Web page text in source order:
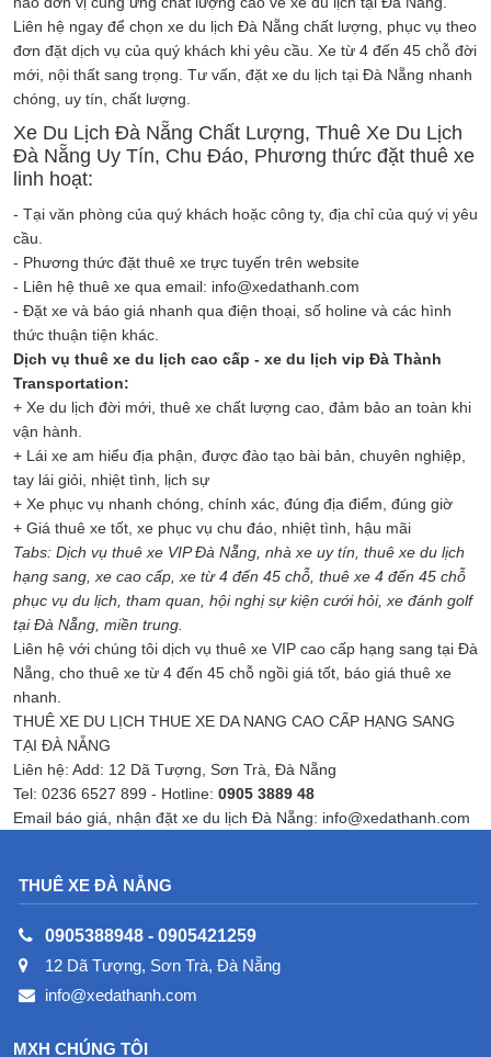
Liên hệ ngay để chọn xe du lịch Đà Nẵng chất lượng, phục vụ theo
đơn đặt dịch vụ của quý khách khi yêu cầu. Xe từ 4 đến 45 chỗ đời
mới, nội thất sang trọng. Tư vấn, đặt xe du lịch tại Đà Nẵng nhanh
chóng, uy tín, chất lượng.
Xe Du Lịch Đà Nẵng Chất Lượng, Thuê Xe Du Lịch
Đà Nẵng Uy Tín, Chu Đáo, Phương thức đặt thuê xe
linh hoạt:
- Tại văn phòng của quý khách hoặc công ty, địa chỉ của quý vị yêu
cầu.
- Phương thức đặt thuê xe trực tuyến trên website
- Liên hệ thuê xe qua email: info@xedathanh.com
- Đặt xe và báo giá nhanh qua điện thoại, số holine và các hình
thức thuận tiện khác.
Dịch vụ thuê xe du lịch cao cấp - xe du lịch vip Đà Thành
Transportation:
+ Xe du lịch đời mới, thuê xe chất lượng cao, đảm bảo an toàn khi
vận hành.
+ Lái xe am hiểu địa phận, được đào tạo bài bản, chuyên nghiệp,
tay lái giỏi, nhiệt tình, lịch sự
+ Xe phục vụ nhanh chóng, chính xác, đúng địa điểm, đúng giờ
+ Giá thuê xe tốt, xe phục vụ chu đáo, nhiệt tình, hậu mãi
Tabs: Dịch vụ thuê xe VIP Đà Nẵng, nhà xe uy tín, thuê xe du lịch
hạng sang, xe cao cấp, xe từ 4 đến 45 chỗ, thuê xe 4 đến 45 chỗ
phục vụ du lịch, tham quan, hội nghị sự kiện cưới hỏi, xe đánh golf
tại Đà Nẵng, miền trung.
Liên hệ với chúng tôi dịch vụ thuê xe VIP cao cấp hạng sang tại Đà
Nẵng, cho thuê xe từ 4 đến 45 chỗ ngồi giá tốt, báo giá thuê xe
nhanh.
THUÊ XE DU LỊCH THUE XE DA NANG CAO CẤP HẠNG SANG
TẠI ĐÀ NẴNG
Liên hệ: Add: 12 Dã Tượng, Sơn Trà, Đà Nẵng
Tel: 0236 6527 899 - Hotline: 0905 3889 48
Email báo giá, nhận đặt xe du lịch Đà Nẵng: info@xedathanh.com
THUÊ XE ĐÀ NẴNG
0905388948 - 0905421259
12 Dã Tượng, Sơn Trà, Đà Nẵng
info@xedathanh.com
MXH CHÚNG TÔI